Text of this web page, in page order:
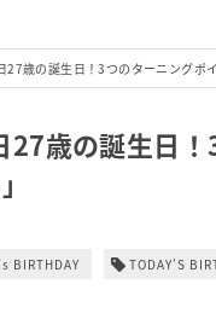
27歳の誕生日！3つのターニングポ
27歳の誕生日
BIRTHDAY TODAY’S